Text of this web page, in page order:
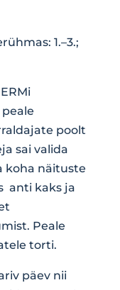
1.–3.;
poolt
sai valida
koha näituste
anti kaks ja
Peale
torti.
päev nii